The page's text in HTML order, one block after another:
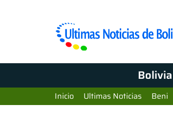
Bolivia
Inicio Ultimas Noticias Beni